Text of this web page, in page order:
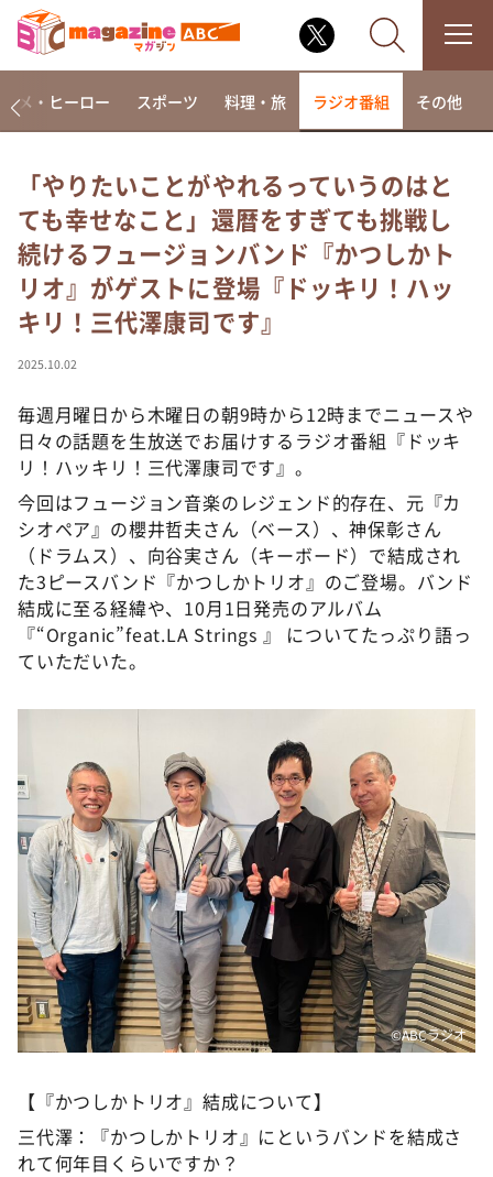
なるみ・岡村の過ぎるTV
相席食堂
これ余談なんですけど・・・
～人生密着トークバラエティ！～ やすとものいたっ
て真剣です
news おかえり
河合＆A.B.C-Z塚田×福井アナ「なんでやねん！？」
（news おかえり）
DAIGOも台所 ～きょうの献立 何にする？～
本日はダイアンなり！シーズン２
朝だ！生です旅サラダ
教えて！ニュースライブ 正義のミカタ
ＬＩＦＥ～夢のカタチ～
ザキ山小屋本館
ぺこぱのまるスポ
アナ回覧板
メ・ヒーロー スポーツ 料理・旅 ラジオ番組 その他
「やりたいことがやれるっていうのはと
ても幸せなこと」還暦をすぎても挑戦し
続けるフュージョンバンド『かつしかト
リオ』がゲストに登場『ドッキリ！ハッ
キリ！三代澤康司です』
2025.10.02
毎週月曜日から木曜日の朝9時から12時までニュースや
日々の話題を生放送でお届けするラジオ番組『ドッキ
リ！ハッキリ！三代澤康司です』。
今回はフュージョン音楽のレジェンド的存在、元『カ
シオペア』の櫻井哲夫さん（ベース）、神保彰さん
（ドラムス）、向谷実さん（キーボード）で結成され
た3ピースバンド『かつしかトリオ』のご登場。バンド
結成に至る経緯や、10月1日発売のアルバム
『“Organic”feat.LA Strings 』 についてたっぷり語っ
ていただいた。
©️ABCラジオ
【『かつしかトリオ』結成について】
三代澤：『かつしかトリオ』にというバンドを結成さ
れて何年目くらいですか？